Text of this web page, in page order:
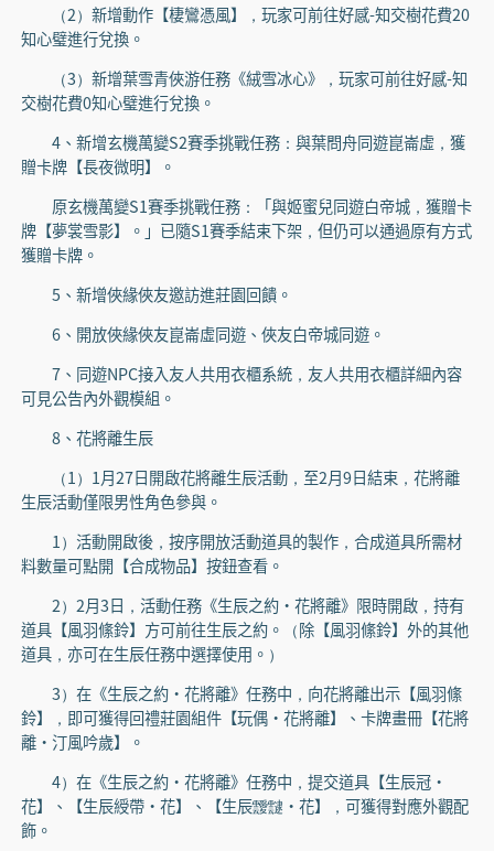
（2）新增動作【棲鸞憑風】，玩家可前往好感-知交樹花費20
知心璧進行兌換。
（3）新增葉雪青俠游任務《絨雪冰心》，玩家可前往好感-知
交樹花費0知心璧進行兌換。
4、新增玄機萬變S2賽季挑戰任務：與葉問舟同遊崑崙虛，獲
贈卡牌【長夜微明】。
原玄機萬變S1賽季挑戰任務：「與姬蜜兒同遊白帝城，獲贈卡
牌【夢裳雪影】。」已隨S1賽季結束下架，但仍可以通過原有方式
獲贈卡牌。
5、新增俠緣俠友邀訪進莊園回饋。
6、開放俠緣俠友崑崙虛同遊、俠友白帝城同遊。
7、同遊NPC接入友人共用衣櫃系統，友人共用衣櫃詳細內容
可見公告內外觀模組。
8、花將離生辰
（1）1月27日開啟花將離生辰活動，至2月9日結束，花將離
生辰活動僅限男性角色參與。
1）活動開啟後，按序開放活動道具的製作，合成道具所需材
料數量可點開【合成物品】按鈕查看。
2）2月3日，活動任務《生辰之約·花將離》限時開啟，持有
道具【風羽絛鈴】方可前往生辰之約。（除【風羽絛鈴】外的其他
道具，亦可在生辰任務中選擇使用。）
3）在《生辰之約·花將離》任務中，向花將離出示【風羽絛
鈴】，即可獲得回禮莊園組件【玩偶·花將離】、卡牌畫冊【花將
離·汀風吟歲】。
4）在《生辰之約·花將離》任務中，提交道具【生辰冠·
花】、【生辰綬帶·花】、【生辰靉靆·花】，可獲得對應外觀配
飾。